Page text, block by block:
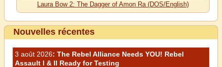
Laura Bow 2: The Dagger of Amon Ra (DOS/English)
Nouvelles récentes
3 août 2026: The Rebel Alliance Needs YOU! Rebel
Assault I & II Ready for Testing